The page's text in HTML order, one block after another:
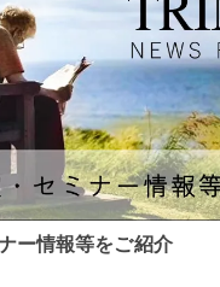
ー情報等をご紹介